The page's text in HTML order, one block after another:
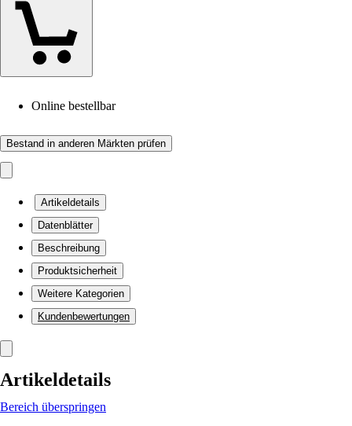
Online bestellbar
Bestand in anderen Märkten prüfen
Artikeldetails
Datenblätter
Beschreibung
Produktsicherheit
Weitere Kategorien
Kundenbewertungen
Artikeldetails
Bereich überspringen